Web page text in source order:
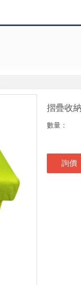
摺疊收
數量：
詢價